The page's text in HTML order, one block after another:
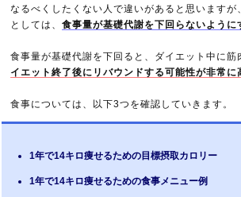
なるべくしたくない人で違いがあると思いますが
としては、食事量が基礎代謝を下回らないように
食事量が基礎代謝を下回ると、ダイエット中に筋
イエット終了後にリバウンドする可能性が非常に
食事については、以下3つを確認していきます。
1年で14キロ痩せるための目標摂取カロリー
1年で14キロ痩せるための食事メニュー例